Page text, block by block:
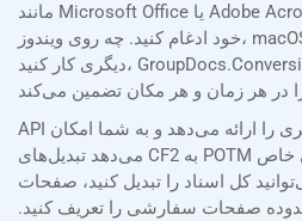
مانند Microsoft Office یا Adobe Acrobat Reader در برنامه‌های
خود ادغام کنید. چه روی ویندوز، macOS، لینوکس یا هر پلتفرم
دیگری کار کنید، GroupDocs.Conversion Cloud تبدیل‌های یکپارچه
API ما انعطاف‌پذیری بی‌نظیری را ارائه می‌دهد و به شما امکان
می‌دهد تبدیل‌های CF2 به POTM خود را متناسب با نیازهای خاص
کل اسناد را تبدیل کنید، صفحات
صفحات سفارشی را تعریف کنید.